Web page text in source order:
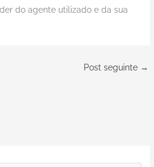
do agente utilizado e da sua
Post seguinte →